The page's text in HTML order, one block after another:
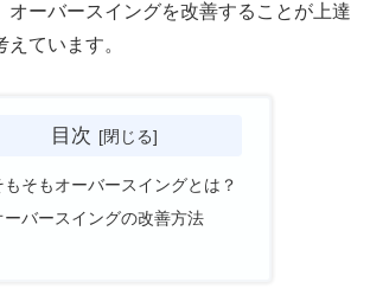
オーバースイングを改善することが上達
ています。
目次
もそもオーバースイングとは？
ーバースイングの改善方法